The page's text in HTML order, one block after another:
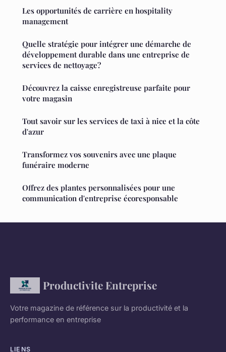
Les opportunités de carrière en hospitality
management
Quelle stratégie pour intégrer une démarche de
développement durable dans une entreprise de
services de nettoyage?
Découvrez la caisse enregistreuse parfaite pour
votre magasin
Tout savoir sur les services de taxi à nice et la côte
d'azur
Transformez vos souvenirs avec une plaque
funéraire moderne
Offrez des plantes personnalisées pour une
communication d'entreprise écoresponsable
Productivite Entreprise
Votre magazine de référence sur la productivité et la
performance en entreprise
LIENS